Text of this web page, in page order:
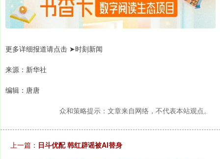
更多详细报道请点击 ➤时刻新闻
来源：新华社
编辑：唐唐
众和策略提示：文章来自网络，不代表本站观点。
上一篇： 日斗优配 韩红辟谣被AI替身